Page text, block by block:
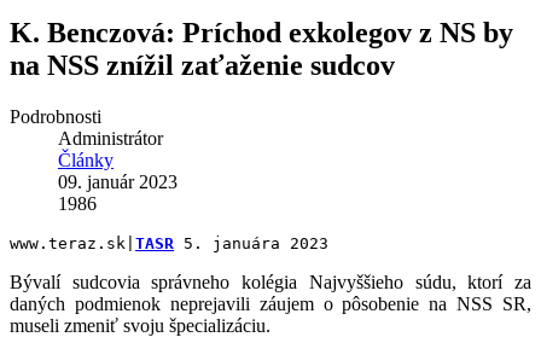
K. Benczová: Príchod exkolegov z NS by
na NSS znížil zaťaženie sudcov
Podrobnosti
Administrátor
Články
09. január 2023
1986
www.teraz.sk| TASR 5. januára 2023
Bývalí sudcovia správneho kolégia Najvyššieho súdu, ktorí za
daných podmienok neprejavili záujem o pôsobenie na NSS SR,
museli zmeniť svoju špecializáciu.